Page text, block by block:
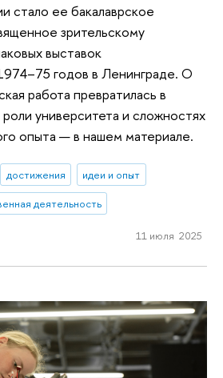
стало ее бакалаврское
зрительскому
выставок
годов в Ленинграде. О
работа превратилась в
университета и сложностях
опыта — в нашем материале.
достижения
идеи и опыт
деятельность
11 июля 2025